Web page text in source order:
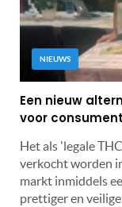
NIEUWS
Een nieuw
voor
Het als 'legale
verkocht worden
markt inmiddels
prettiger en